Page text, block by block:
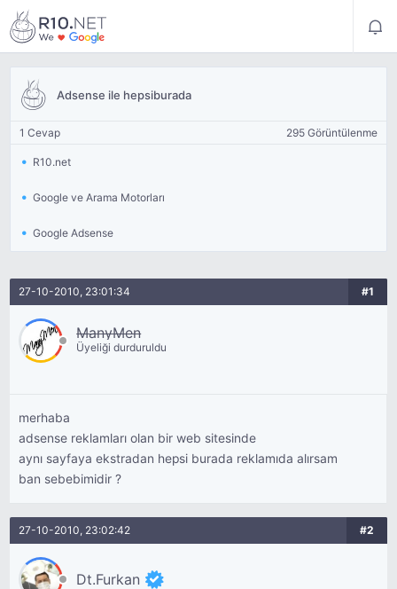
Adsense ile hepsiburada
1 Cevap 295 Görüntülenme
R10.net
Google ve Arama Motorları
Google Adsense
27-10-2010, 23:01:34 #1
ManyMen
Üyeliği durduruldu
merhaba
adsense reklamları olan bir web sitesinde
aynı sayfaya ekstradan hepsi burada reklamıda alırsam
ban sebebimidir ?
27-10-2010, 23:02:42 #2
Dt.Furkan